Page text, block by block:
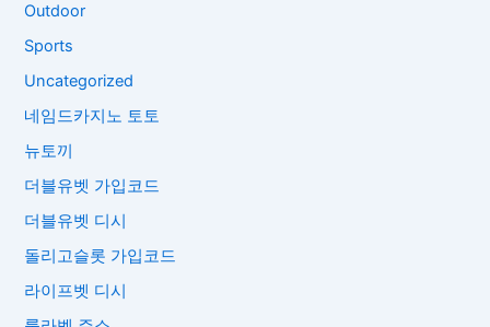
Outdoor
Sports
Uncategorized
네임드카지노 토토
뉴토끼
더블유벳 가입코드
더블유벳 디시
돌리고슬롯 가입코드
라이프벳 디시